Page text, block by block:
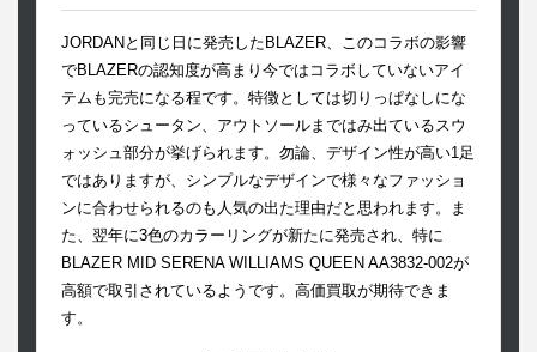
JORDANと同じ日に発売したBLAZER、このコラボの影響
でBLAZERの認知度が高まり今ではコラボしていないアイ
テムも完売になる程です。特徴としては切りっぱなしにな
っているシュータン、アウトソールまではみ出ているスウ
ォッシュ部分が挙げられます。勿論、デザイン性が高い1足
ではありますが、シンプルなデザインで様々なファッショ
ンに合わせられるのも人気の出た理由だと思われます。ま
た、翌年に3色のカラーリングが新たに発売され、特に
BLAZER MID SERENA WILLIAMS QUEEN AA3832-002が
高額で取引されているようです。高価買取が期待できま
す。